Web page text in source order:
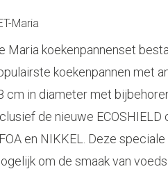
Maria
Maria koekenpannenset
koekenpannen met
cm in diameter met
de nieuwe ECOSHIELD
en NIKKEL. Deze
om de smaak van